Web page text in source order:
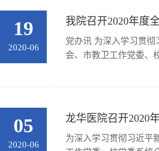
19
2020-06
我院召开2020年度
党办讯 为深入学习贯
会、市教卫工作党委、
05
2020-06
龙华医院召开2020
为深入学习贯彻习近平